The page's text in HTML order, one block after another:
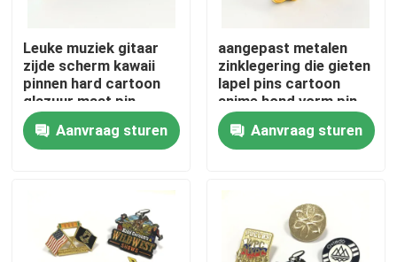
Thuis
Producten
Over ons
Leuke muziek gitaar
zijde scherm kawaii
pinnen hard cartoon
glazuur maat pin
badge voor kinderen
cadeauAanvraag sturen
aangepast metalen
zinklegering die gieten
lapel pins cartoon
anime hond vorm pin
zacht hard glazuur
aangepast pin badge
Aanvraag sturen